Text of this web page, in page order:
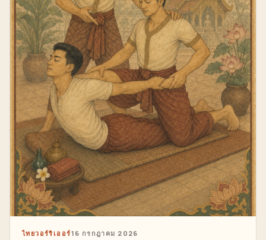
ไทยวอร์ริเออร์16 กรกฎาคม 2026